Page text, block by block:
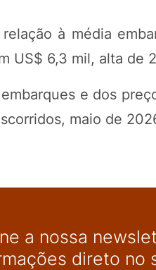
à média
6,3 mil, alta de
e dos
maio de
a nossa
direto no